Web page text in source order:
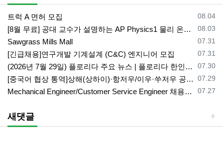
등록일
08.04
트럭 A 면허 모집
등록일
08.03
[8월 무료] 공대 교수가 설명하는 AP Physics1 물리 온라인 강의
등록일
07.31
Sawgrass Mills Mall
등록일
07.31
[긴급채용]연구개발 기계설계 (C&C) 엔지니어 모집
등록일
07.30
(2026년 7월 29일) 플로리다 주요 뉴스 | 플로리다 한인 닷컴
등록일
07.29
[중국어 협상 통역]상해(상하이)·항저우/이우·쑤저우 공급·제조 업체,공장 미팅 & 전시회 한중 원어민 프리랜서 비즈니스 통역사
등록일
07.27
Mechanical Engineer/Customer Service Engineer 채용중입니다.
새댓글